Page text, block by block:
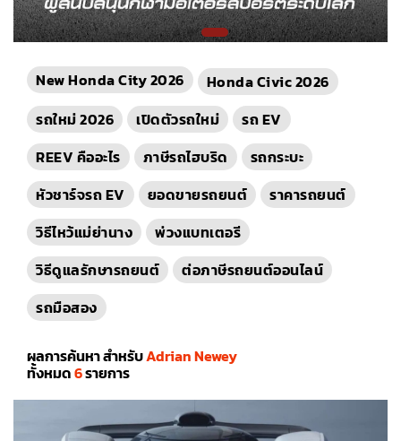
New Honda City 2026
Honda Civic 2026
รถใหม่ 2026
เปิดตัวรถใหม่
รถ EV
REEV คืออะไร
ภาษีรถไฮบริด
รถกระบะ
หัวชาร์จรถ EV
ยอดขายรถยนต์
ราคารถยนต์
วิธีไหว้แม่ย่านาง
พ่วงแบทเตอรี
วิธีดูแลรักษารถยนต์
ต่อภาษีรถยนต์ออนไลน์
รถมือสอง
ผลการค้นหา สำหรับAdrian Newey
ทั้งหมด6รายการ